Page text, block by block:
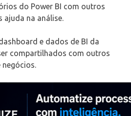
do Power BI com outros
ajuda na análise.
e dados de BI da
compartilhados com outros
negócios.